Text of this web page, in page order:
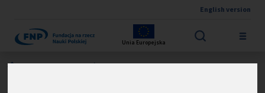
English version
Unia Europejska
Jesteś tutaj:
Wyniki konkursów